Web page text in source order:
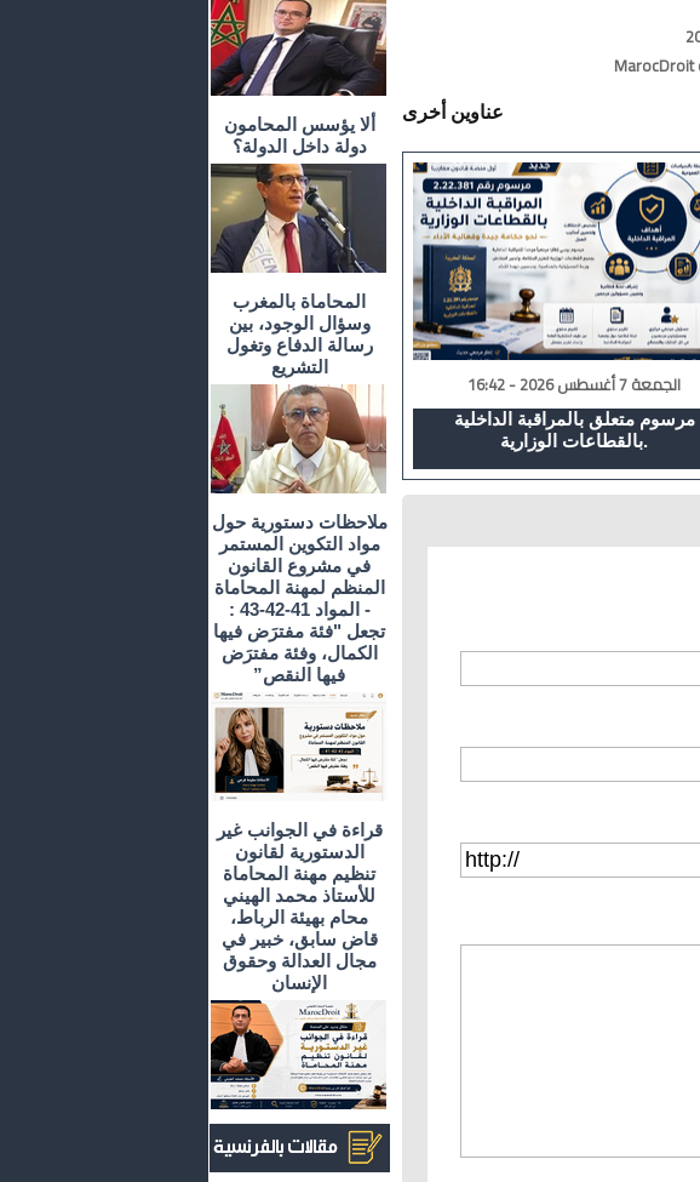
ألا يؤسس المحامون
دولة داخل الدولة؟
المحاماة بالمغرب
وسؤال الوجود، بين
رسالة الدفاع وتغول
التشريع
ملاحظات دستورية حول
مواد التكوين المستمر
في مشروع القانون
المنظم لمهنة المحاماة
- المواد 41-42-43 :
تجعل "فئة مفترَض فيها
الكمال، وفئة مفترَض
فيها النقص”
قراءة في الجوانب غير
الدستورية لقانون
تنظيم مهنة المحاماة
للأستاذ محمد الهيني
محام بهيئة الرباط،
قاض سابق، خبير في
مجال العدالة وحقوق
الإنسان
عناوين أخرى
الجمعة 7 أغسطس 2026 - 16:42
مرسوم متعلق بالمراقبة الداخلية
بالقطاعات الوزارية.